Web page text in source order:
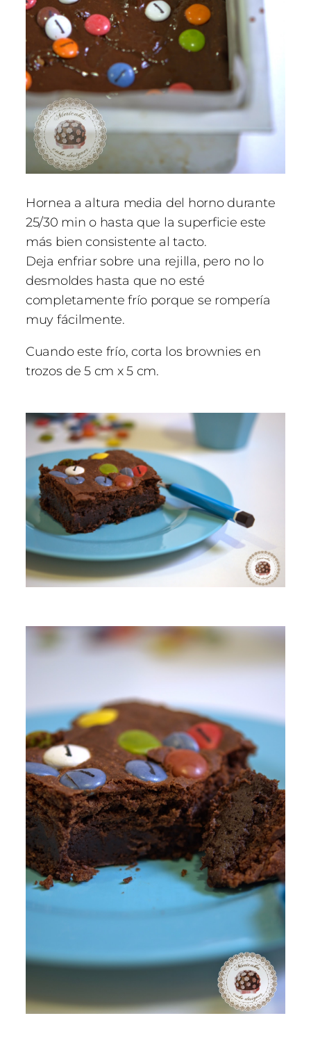
Hornea a altura media del horno durante
25/30 min o hasta que la superficie este
más bien consistente al tacto.
Deja enfriar sobre una rejilla, pero no lo
desmoldes hasta que no esté
completamente frío porque se rompería
muy fácilmente.
Cuando este frío, corta los brownies en
trozos de 5 cm x 5 cm.